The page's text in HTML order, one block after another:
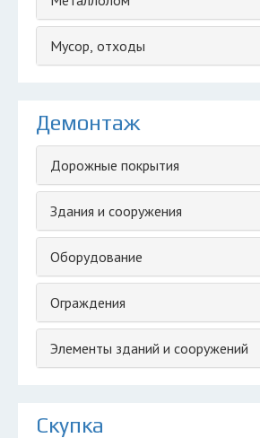
Мусор, отходы
Демонтаж
Дорожные покрытия
Здания и сооружения
Оборудование
Ограждения
Элементы зданий и сооружений
Скупка